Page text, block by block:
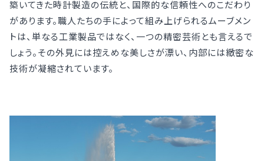
築いてきた時計製造の伝統と、国際的な信頼性へのこだわり
があります。職人たちの手によって組み上げられるムーブメン
トは、単なる工業製品ではなく、一つの精密芸術とも言えるで
しょう。その外見には控えめな美しさが漂い、内部には緻密な
技術が凝縮されています。